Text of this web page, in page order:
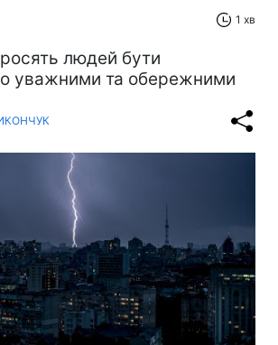
1 хв
людей бути
уважними та обережними